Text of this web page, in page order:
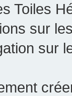
Toiles
sur
sur